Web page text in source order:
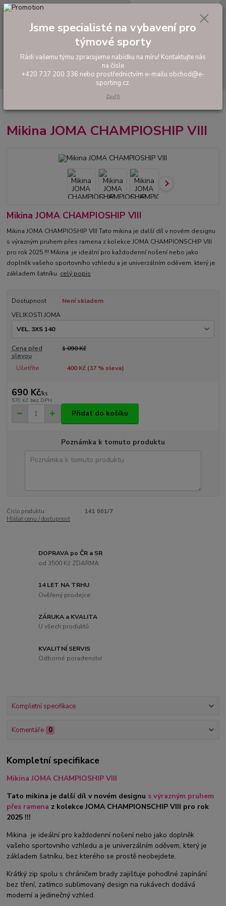
Hledat
tel: +420 737 200 336
0,00 Kč
Tréninkové oblečení
CHAMPIOSHIP VIII
Mikina JOMA CHAMPIOSHIP VIII
Mikina JOMA CHAMPIOSHIP VIII
Mikina JOMA CHAMPIOSHIP VIII Tato mikina je další díl v novém designu
s výrazným pruhem přes ramena z kolekce JOMA CHAMPIONSCHIP VIII
pro rok 2025 !!! Mikina je ideální pro každodenní nošení nebo jako
doplněk vašeho sportovního vzhledu a je univerzálním oděvem, který je
základem šatníku. celý popis
Dostupnost
Není skladem
VELIKOSTI JOMA
Cena před
slevou
1 090 Kč
Ušetříte 400 Kč (37% sleva)
690 Kč/ks
570 Kč bez DPH
Přidat do košíku
Poznámka k tomuto produktu
Číslo produktu:
141 001/7
Hlídat cenu / dostupnost
DOPRAVA po ČR a SR
od 3500 Kč ZDARMA
14 LET NA TRHU
Ověřený prodejce
ZÁRUKA a KVALITA
U všech produktů
KVALITNÍ SERVIS
Odborné poradenství
Kompletní specifikace
Komentáře 0
Kompletní specifikace
Mikina JOMA CHAMPIOSHIP VIII
Tato mikina je další díl v novém designu s výrazným pruhem
přes ramena z kolekce JOMA CHAMPIONSCHIP VIII pro rok
2025 !!!
Mikina je ideální pro každodenní nošení nebo jako doplněk
vašeho sportovního vzhledu a je univerzálním oděvem, který je
základem šatníku, bez kterého se prostě neobejdete.
Krátký zip spolu s chráničem brady zajišťuje pohodlné zapínání
bez tření, zatímco sublimovaný design na rukávech dodává
moderní a jedinečný vzhled.
Jsme specialisté na vybavení pro
týmové sporty
Rádi vašemu týmu zpracujeme nabídku na míru! Kontaktujte nás
na čísle
+420 737 200 336 nebo prostřednictvím e-mailu obchod@e-
sporting.cz.
Zavřít